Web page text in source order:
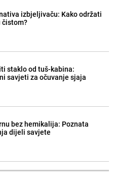
izbjeljivaču: Kako održati
čistom?
staklo od tuš-kabina:
savjeti za očuvanje sjaja
bez hemikalija: Poznata
dijeli savjete